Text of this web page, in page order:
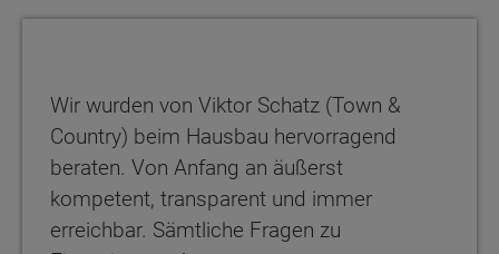
Wir wurden von Viktor Schatz (Town &
Country) beim Hausbau hervorragend
beraten. Von Anfang an äußerst
kompetent, transparent und immer
erreichbar. Sämtliche Fragen zu